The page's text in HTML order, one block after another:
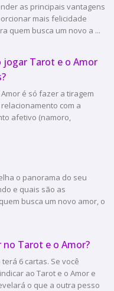
as principais vantagens
mais felicidade
quem busca um novo a ...
jogar Tarot e o Amor
é só fazer a tiragem
com a
afetivo (namoro,
o panorama do seu
e quais são as
busca um novo amor, o
Tarot e o Amor?
6 cartas. Se você
ao Tarot e o Amor e
o que a outra pesso